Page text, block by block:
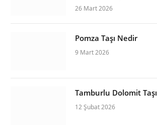
26 Mart 2026
Pomza Taşı Nedir
9 Mart 2026
Tamburlu Dolomit Taşı
12 Şubat 2026